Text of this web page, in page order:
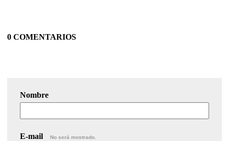
0 COMENTARIOS
Nombre
E-mail No será mostrado.